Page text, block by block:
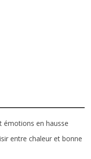
émotions en hausse
entre chaleur et bonne